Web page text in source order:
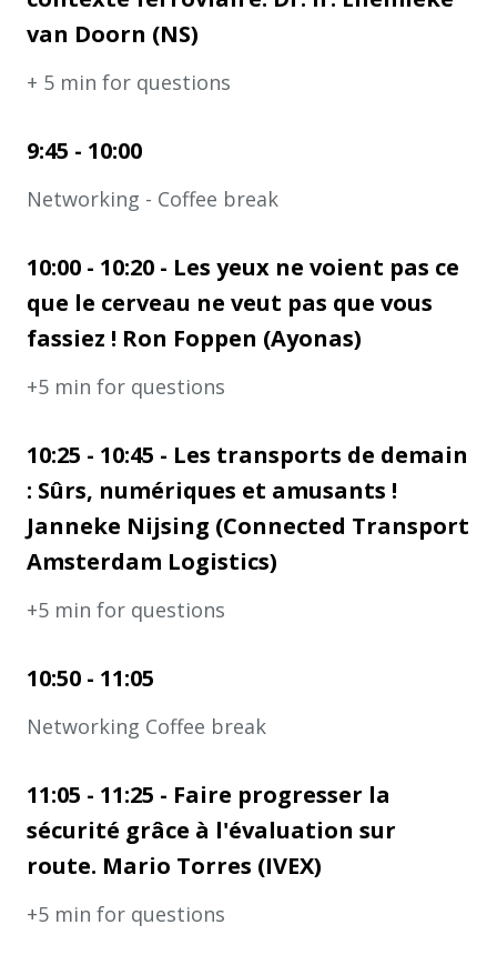
van Doorn (NS)
+ 5 min for questions
9:45 - 10:00
Networking - Coffee break
10:00 - 10:20 - Les yeux ne voient pas ce
que le cerveau ne veut pas que vous
fassiez ! Ron Foppen (Ayonas)
+5 min for questions
10:25 - 10:45 - Les transports de demain
: Sûrs, numériques et amusants !
Janneke Nijsing (Connected Transport
Amsterdam Logistics)
+5 min for questions
10:50 - 11:05
Networking Coffee break
11:05 - 11:25 - Faire progresser la
sécurité grâce à l'évaluation sur
route. Mario Torres (IVEX)
+5 min for questions